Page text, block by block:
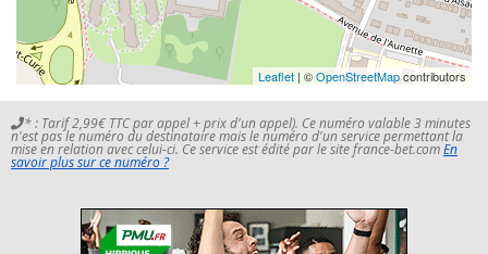
Leaflet | ©OpenStreetMapcontributors
* : Tarif 2,99€ TTC par appel + prix d'un appel). Ce numéro valable 3 minutes
n'est pas le numéro du destinataire mais le numéro d'un service permettant la
mise en relation avec celui-ci. Ce service est édité par le site france-bet.comEn
savoir plus sur ce numéro ?